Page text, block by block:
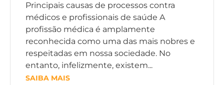
Principais causas de processos contra
médicos e profissionais de saúde A
profissão médica é amplamente
reconhecida como uma das mais nobres e
respeitadas em nossa sociedade. No
entanto, infelizmente, existem...
SAIBA MAIS